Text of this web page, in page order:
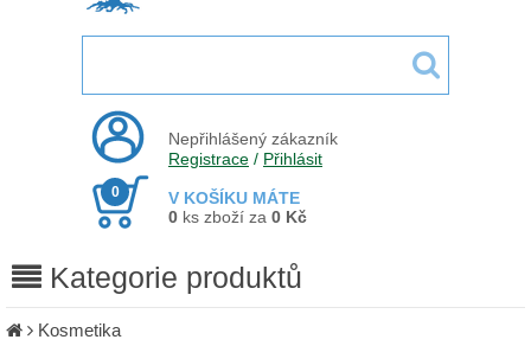
Nepřihlášený zákazník
Registrace / Přihlásit
V KOŠÍKU MÁTE
0
0 ks zboží za 0 Kč
Kategorie produktů
Kosmetika